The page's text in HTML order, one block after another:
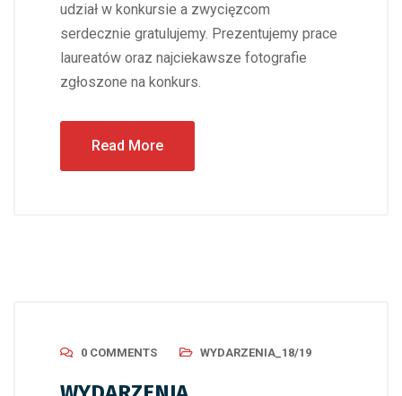
udział w konkursie a zwycięzcom
serdecznie gratulujemy. Prezentujemy prace
laureatów oraz najciekawsze fotografie
zgłoszone na konkurs.
Read More
0 COMMENTS WYDARZENIA_18/19